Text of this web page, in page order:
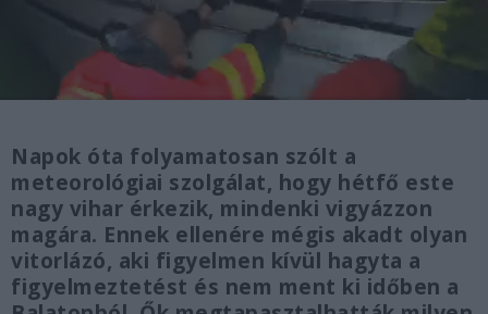
Napok óta folyamatosan szólt a
meteorológiai szolgálat, hogy hétfő este
nagy vihar érkezik, mindenki vigyázzon
magára. Ennek ellenére mégis akadt olyan
vitorlázó, aki figyelmen kívül hagyta a
figyelmeztetést és nem ment ki időben a